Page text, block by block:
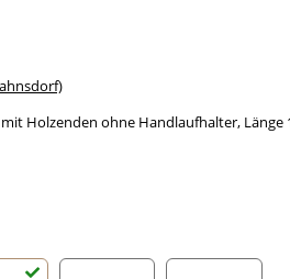
Holzenden ohne Handlaufhalter, Länge